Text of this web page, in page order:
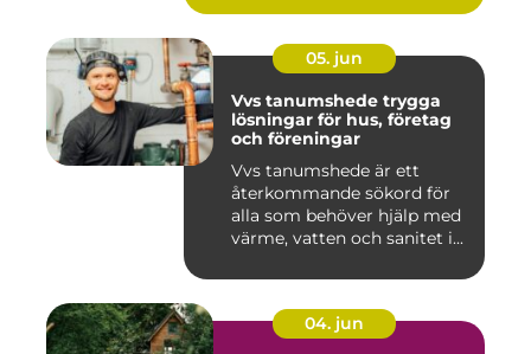
05. jun
Vvs tanumshede trygga
lösningar för hus, företag
och föreningar
Vvs tanumshede är ett
återkommande sökord för
alla som behöver hjälp med
värme, vatten och sanitet i...
04. jun